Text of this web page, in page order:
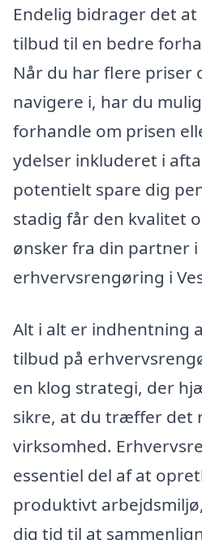
Endelig bidrager det
tilbud til en bedre
Når du har flere priser
navigere i, har du
forhandle om prisen
ydelser inkluderet i
potentielt spare dig
stadig får den kvalitet
ønsker fra din partner i
erhvervsrengøring i
Alt i alt er indhentning
tilbud på
en klog strategi, der
sikre, at du træffer det
virksomhed.
essentiel del af at
produktivt
dig tid til at